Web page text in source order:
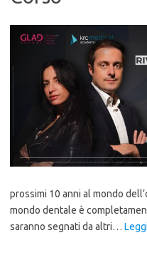
prossimi 10 anni al mondo
mondo dentale è
saranno segnati da altri…